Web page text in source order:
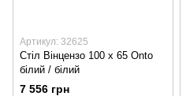
Артикул: 32625
Стіл Вінцензо 100 х 65 Onto
білий / білий
7 556 грн